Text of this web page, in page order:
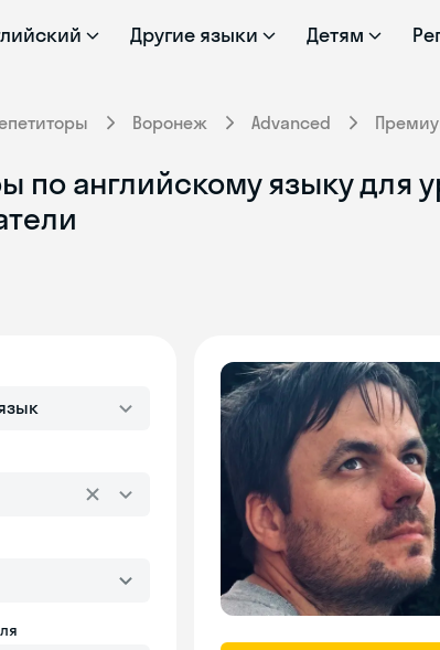
Другие языки Детям
Воронеж Advanced
по английскому языку для